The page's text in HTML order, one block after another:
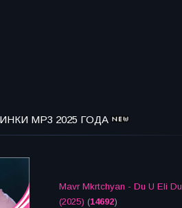
MP3 2025 ГОДА
Mavr Mkrtchyan - Du U Eli Du
(2025) (14692)